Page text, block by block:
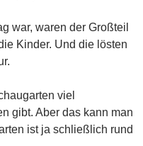
war, waren der Großteil
Kinder. Und die lösten
viel
gibt. Aber das kann man
ist ja schließlich rund